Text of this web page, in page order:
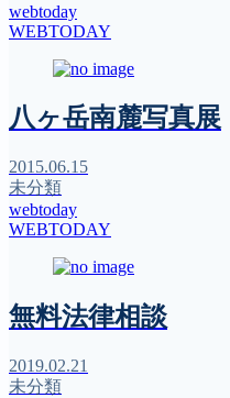
webtoday
WEBTODAY
八ヶ岳南麓写真展
2015.06.15
未分類
webtoday
WEBTODAY
無料法律相談
2019.02.21
未分類